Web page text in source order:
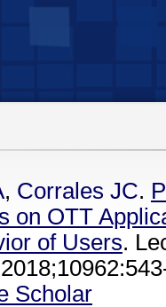
, Corrales JC.
on OTT
of Users.
Scholar